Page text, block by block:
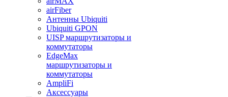
airFiber
Антенны Ubiquiti
Ubiquiti GPON
UISP маршрутизаторы и
коммутаторы
EdgeMax
маршрутизаторы и
коммутаторы
AmpliFi
Аксессуары